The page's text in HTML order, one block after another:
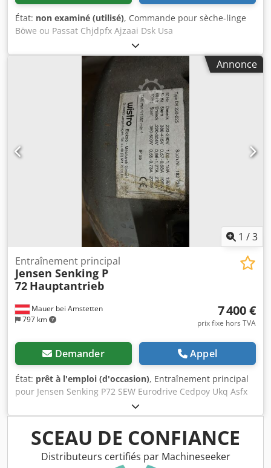
État: non examiné (utilisé), Commande pour sèche-linge
Böwe ou Passat Chjdpfx Ajzaai Dsk Usa
Annonce
1 /3
Mauer bei Amstetten
797 km
Entraînement principal
Jensen Senking P
72 Hauptantrieb
7 400 €
prix fixe hors TVA
Demander Appel
État: prêt à l'emploi (d'occasion), Entraînement principal
pour Jensen Senking P72 SEW Eurodrive Cedpoy Ukq Asfx
SCEAU DE CONFIANCE
Distributeurs certifiés par Machineseeker